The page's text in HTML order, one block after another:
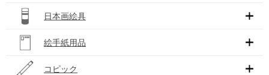
日本画絵具
絵手紙用品
コピック